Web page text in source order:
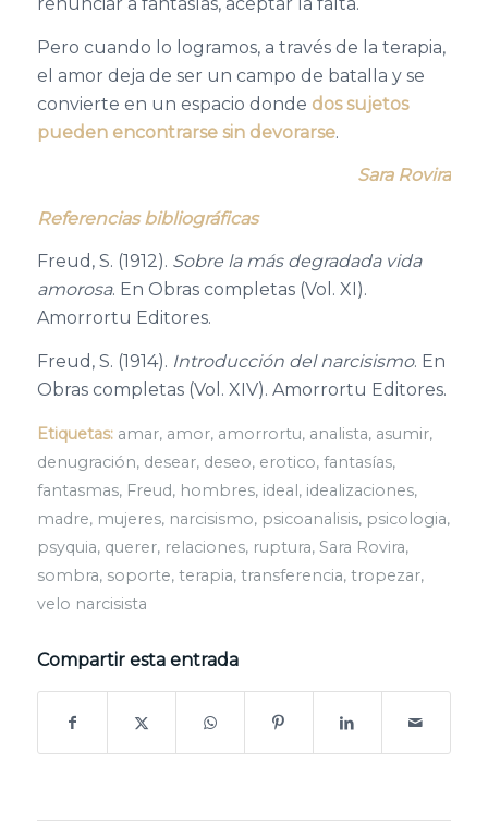
Pero cuando lo logramos, a través de la terapia,
el amor deja de ser un campo de batalla y se
convierte en un espacio donde dos sujetos
pueden encontrarse sin devorarse.
Sara Rovira
Referencias bibliográficas
Freud, S. (1912). Sobre la más degradada vida
amorosa. En Obras completas (Vol. XI).
Amorrortu Editores.
Freud, S. (1914). Introducción del narcisismo. En
Obras completas (Vol. XIV). Amorrortu Editores.
Etiquetas: amar, amor, amorrortu, analista, asumir,
denugración, desear, deseo, erotico, fantasías,
fantasmas, Freud, hombres, ideal, idealizaciones,
madre, mujeres, narcisismo, psicoanalisis, psicologia,
psyquia, querer, relaciones, ruptura, Sara Rovira,
sombra, soporte, terapia, transferencia, tropezar,
velo narcisista
Compartir esta entrada